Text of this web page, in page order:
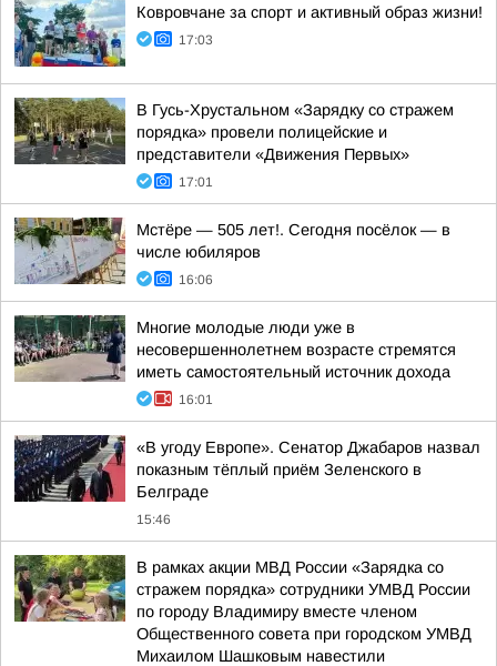
Ковровчане за спорт и активный образ жизни!
17:03
В Гусь-Хрустальном «Зарядку со стражем
порядка» провели полицейские и
представители «Движения Первых»
17:01
Мстёре — 505 лет!. Сегодня посёлок — в
числе юбиляров
16:06
Многие молодые люди уже в
несовершеннолетнем возрасте стремятся
иметь самостоятельный источник дохода
16:01
«В угоду Европе». Сенатор Джабаров назвал
показным тёплый приём Зеленского в
Белграде
15:46
В рамках акции МВД России «Зарядка со
стражем порядка» сотрудники УМВД России
по городу Владимиру вместе членом
Общественного совета при городском УМВД
Михаилом Шашковым навестили